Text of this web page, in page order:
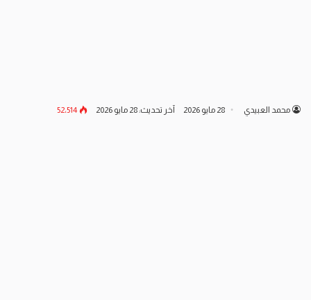
محمد العبيدي 28 مايو 2026 آخر تحديث: 28 مايو 2026 52٬514